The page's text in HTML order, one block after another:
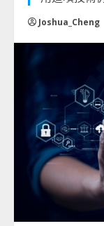
Joshua_Cheng